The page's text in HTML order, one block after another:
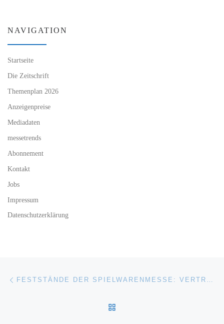
NAVIGATION
Startseite
Die Zeitschrift
Themenplan 2026
Anzeigenpreise
Mediadaten
messetrends
Abonnement
Kontakt
Jobs
Impressum
Datenschutzerklärung
Beitragsnavigation FESTSTÄNDE DER SPIELWARENMESSE: VERTRÄGE BIS 2023 VERLÄNGERT